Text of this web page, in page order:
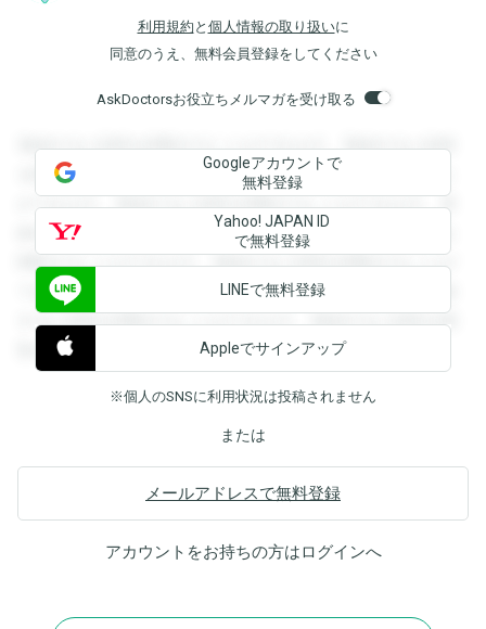
利用規約 と 個人情報の取り扱いに
同意のうえ、無料会員登録をしてください
AskDoctorsお役立ちメルマガを受け取る
登録すると回答を閲覧することができます。登録すると回答
を閲覧することができます。登録すると回答を閲覧すること
ができます。登録すると回答を閲覧することができます。登
録すると回答を閲覧することができます。登録すると回答を
閲覧することができます。登録すると回答を閲覧することが
できます。登録すると回答を閲覧することができます。登録
すると回答を閲覧することができます。登録すると回答を閲
覧することができます。
Googleアカウントで
無料登録
Yahoo! JAPAN ID
で無料登録
LINEで無料登録
Appleでサインアップ
※個人のSNSに利用状況は投稿されません
または
メールアドレスで無料登録
アカウントをお持ちの方はログインへ